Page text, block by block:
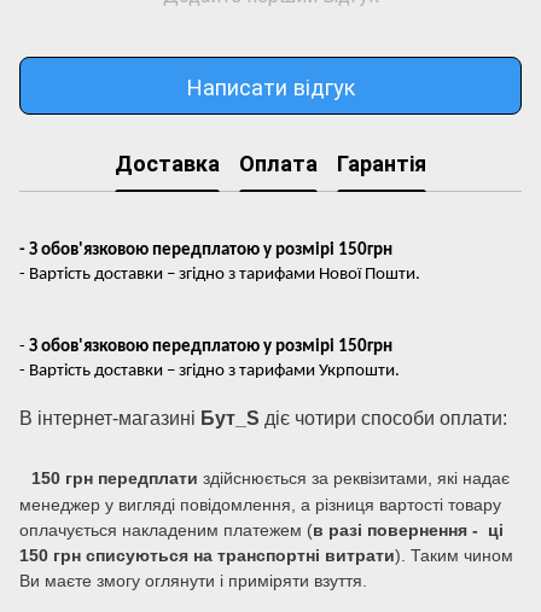
Написати відгук
Доставка Оплата Гарантія
- З обов'язковою передплатою у розмірі 150грн
- Вартість доставки – згідно з тарифами Нової Пошти.
- З обов'язковою передплатою у розмірі 150грн
- Вартість доставки – згідно з тарифами Укрпошти.
В інтернет-магазині Бут_S діє чотири способи оплати:
150 грн передплати здійснюється за реквізитами, які надає
менеджер у вигляді повідомлення, а різниця вартості товару
оплачується накладеним платежем (в разі повернення - ці
150 грн списуються на транспортні витрати). Таким чином
Ви маєте змогу оглянути і приміряти взуття.